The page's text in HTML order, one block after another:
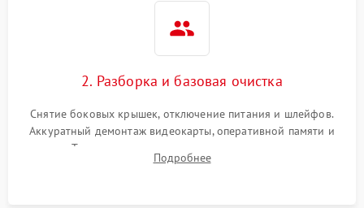
2. Разборка и базовая очистка
Снятие боковых крышек, отключение питания и шлейфов.
Аккуратный демонтаж видеокарты, оперативной памяти и
кулеров. Тщательная очистка корпуса и радиаторов от пыли
с помощью сжатого воздуха для предотвращения
Подробнее